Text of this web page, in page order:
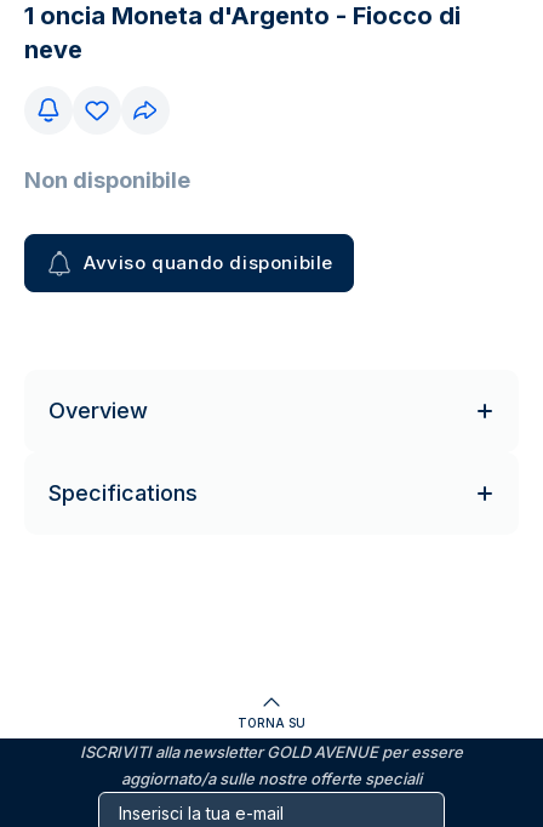
1 oncia Moneta d'Argento - Fiocco di
neve
Non disponibile
Avviso quando disponibile
Overview
Specifications
TORNA SU
ISCRIVITI alla newsletter GOLD AVENUE per essere
aggiornato/a sulle nostre offerte speciali